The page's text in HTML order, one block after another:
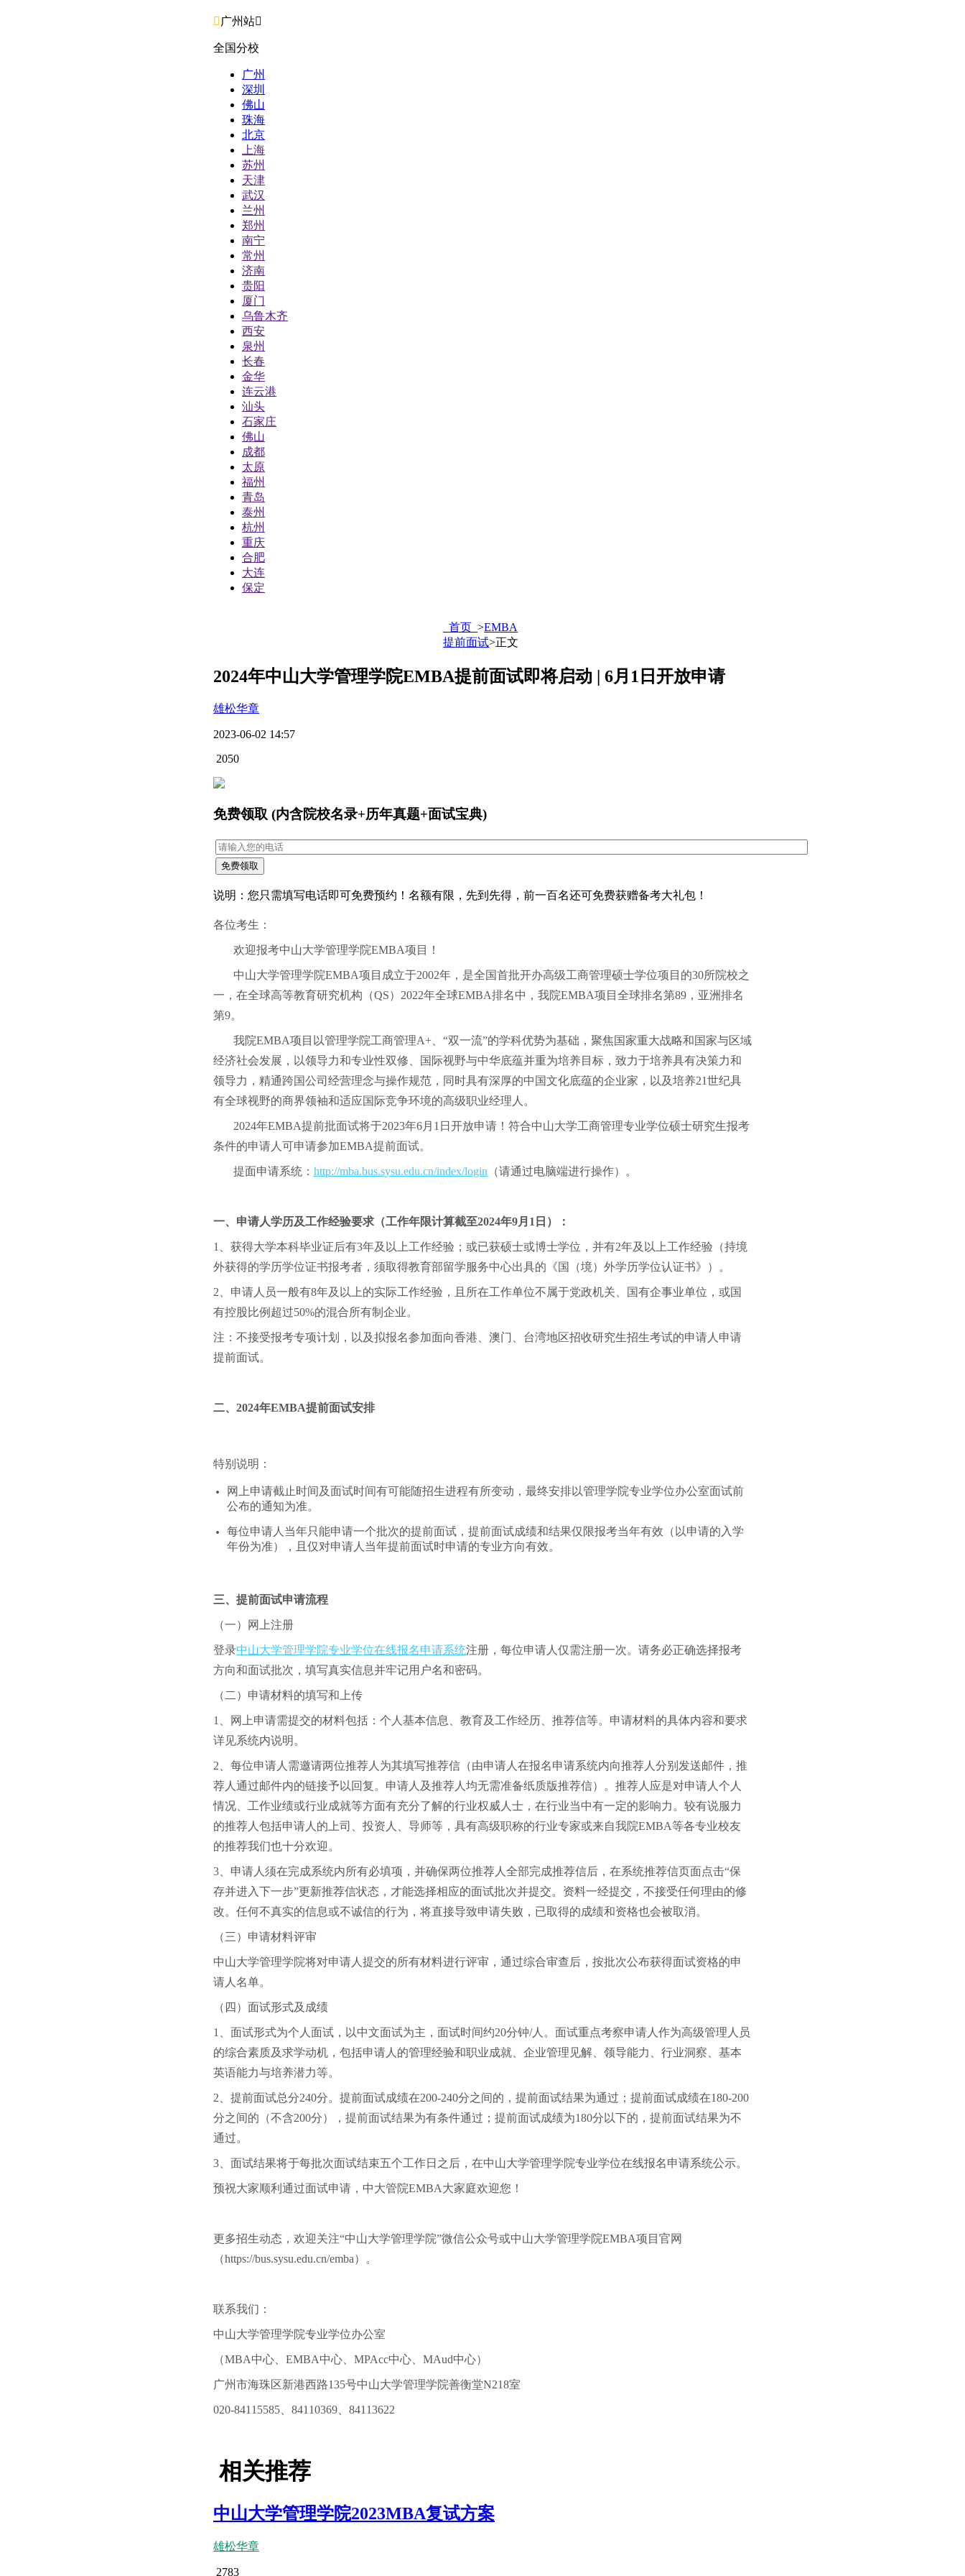
 广州站
全国分校
广州
深圳
佛山
珠海
北京
上海
苏州
天津
武汉
兰州
郑州
南宁
常州
济南
贵阳
厦门
乌鲁木齐
西安
泉州
长春
金华
连云港
汕头
石家庄
佛山
成都
太原
福州
青岛
泰州
杭州
重庆
合肥
大连
保定
_首页_>EMBA
提前面试>正文
2024年中山大学管理学院EMBA提前面试即将启动 | 6月1日开放申请
雄松华章
2023-06-02 14:57
2050
免费领取 (内含院校名录+历年真题+面试宝典)
说明：您只需填写电话即可免费预约！名额有限，先到先得，前一百名还可免费获赠备考大礼包！
各位考生：
欢迎报考中山大学管理学院EMBA项目！
中山大学管理学院EMBA项目成立于2002年，是全国首批开办高级工商管理硕士学位项目的30所院校之
一，在全球高等教育研究机构（QS）2022年全球EMBA排名中，我院EMBA项目全球排名第89，亚洲排名
第9。
我院EMBA项目以管理学院工商管理A+、“双一流”的学科优势为基础，聚焦国家重大战略和国家与区域
经济社会发展，以领导力和专业性双修、国际视野与中华底蕴并重为培养目标，致力于培养具有决策力和
领导力，精通跨国公司经营理念与操作规范，同时具有深厚的中国文化底蕴的企业家，以及培养21世纪具
有全球视野的商界领袖和适应国际竞争环境的高级职业经理人。
2024年EMBA提前批面试将于2023年6月1日开放申请！符合中山大学工商管理专业学位硕士研究生报考
条件的申请人可申请参加EMBA提前面试。
提面申请系统： http://mba.bus.sysu.edu.cn/index/login （请通过电脑端进行操作）。
一、申请人学历及工作经验要求（工作年限计算截至2024年9月1日）：
1、获得大学本科毕业证后有3年及以上工作经验；或已获硕士或博士学位，并有2年及以上工作经验（持境
外获得的学历学位证书报考者，须取得教育部留学服务中心出具的《国（境）外学历学位认证书》）。
2、申请人员一般有8年及以上的实际工作经验，且所在工作单位不属于党政机关、国有企事业单位，或国
有控股比例超过50%的混合所有制企业。
注：不接受报考专项计划，以及拟报名参加面向香港、澳门、台湾地区招收研究生招生考试的申请人申请
提前面试。
二、2024年EMBA提前面试安排
特别说明：
网上申请截止时间及面试时间有可能随招生进程有所变动，最终安排以管理学院专业学位办公室面试前
公布的通知为准。
每位申请人当年只能申请一个批次的提前面试，提前面试成绩和结果仅限报考当年有效（以申请的入学
年份为准），且仅对申请人当年提前面试时申请的专业方向有效。
三、提前面试申请流程
（一）网上注册
登录中山大学管理学院专业学位在线报名申请系统注册，每位申请人仅需注册一次。请务必正确选择报考
方向和面试批次，填写真实信息并牢记用户名和密码。
（二）申请材料的填写和上传
1、网上申请需提交的材料包括：个人基本信息、教育及工作经历、推荐信等。申请材料的具体内容和要求
详见系统内说明。
2、每位申请人需邀请两位推荐人为其填写推荐信（由申请人在报名申请系统内向推荐人分别发送邮件，推
荐人通过邮件内的链接予以回复。申请人及推荐人均无需准备纸质版推荐信）。推荐人应是对申请人个人
情况、工作业绩或行业成就等方面有充分了解的行业权威人士，在行业当中有一定的影响力。较有说服力
的推荐人包括申请人的上司、投资人、导师等，具有高级职称的行业专家或来自我院EMBA等各专业校友
的推荐我们也十分欢迎。
3、申请人须在完成系统内所有必填项，并确保两位推荐人全部完成推荐信后，在系统推荐信页面点击“保
存并进入下一步”更新推荐信状态，才能选择相应的面试批次并提交。资料一经提交，不接受任何理由的修
改。任何不真实的信息或不诚信的行为，将直接导致申请失败，已取得的成绩和资格也会被取消。
（三）申请材料评审
中山大学管理学院将对申请人提交的所有材料进行评审，通过综合审查后，按批次公布获得面试资格的申
请人名单。
（四）面试形式及成绩
1、面试形式为个人面试，以中文面试为主，面试时间约20分钟/人。面试重点考察申请人作为高级管理人员
的综合素质及求学动机，包括申请人的管理经验和职业成就、企业管理见解、领导能力、行业洞察、基本
英语能力与培养潜力等。
2、提前面试总分240分。提前面试成绩在200-240分之间的，提前面试结果为通过；提前面试成绩在180-200
分之间的（不含200分），提前面试结果为有条件通过；提前面试成绩为180分以下的，提前面试结果为不
通过。
3、面试结果将于每批次面试结束五个工作日之后，在中山大学管理学院专业学位在线报名申请系统公示。
预祝大家顺利通过面试申请，中大管院EMBA大家庭欢迎您！
更多招生动态，欢迎关注“中山大学管理学院”微信公众号或中山大学管理学院EMBA项目官网
（https://bus.sysu.edu.cn/emba）。
联系我们：
中山大学管理学院专业学位办公室
（MBA中心、EMBA中心、MPAcc中心、MAud中心）
广州市海珠区新港西路135号中山大学管理学院善衡堂N218室
020-84115585、84110369、84113622
相关推荐
中山大学管理学院2023MBA复试方案
雄松华章
2783